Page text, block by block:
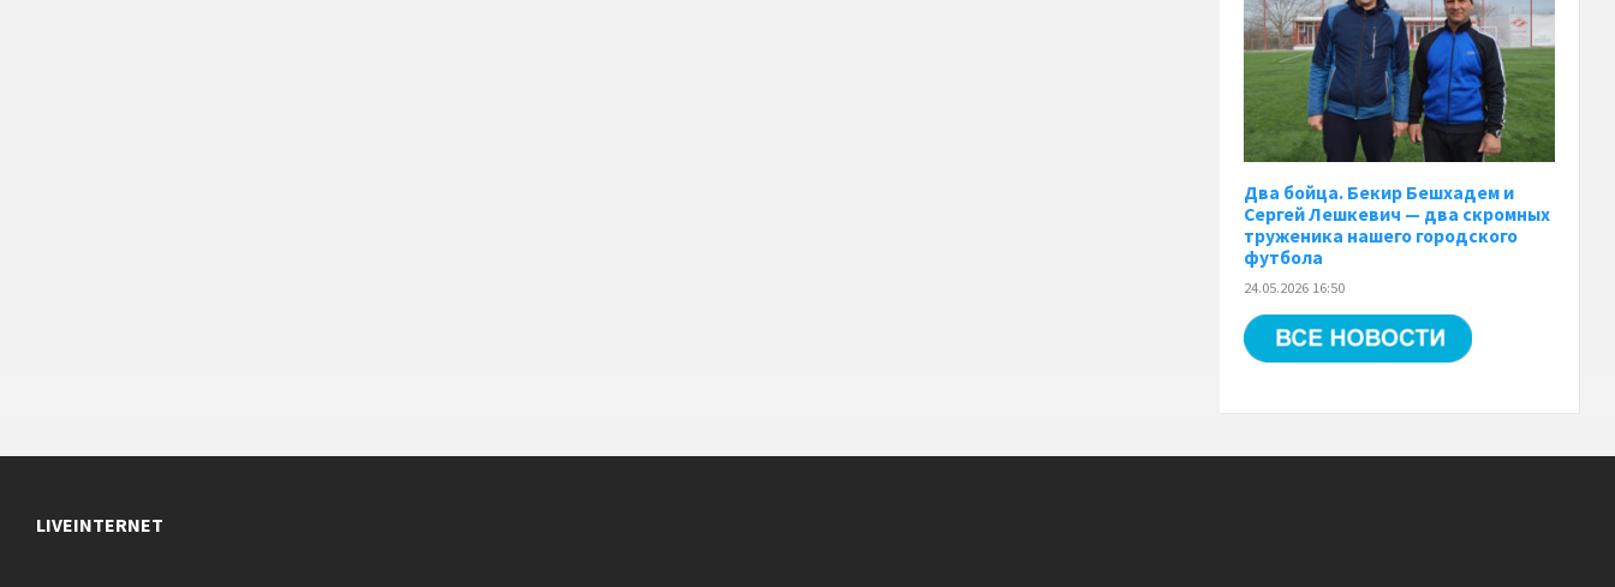
Два бойца. Бекир Бешхадем и
Сергей Лешкевич — два скромных
труженика нашего городского
футбола
24.05.2026 16:50
LIVEINTERNET